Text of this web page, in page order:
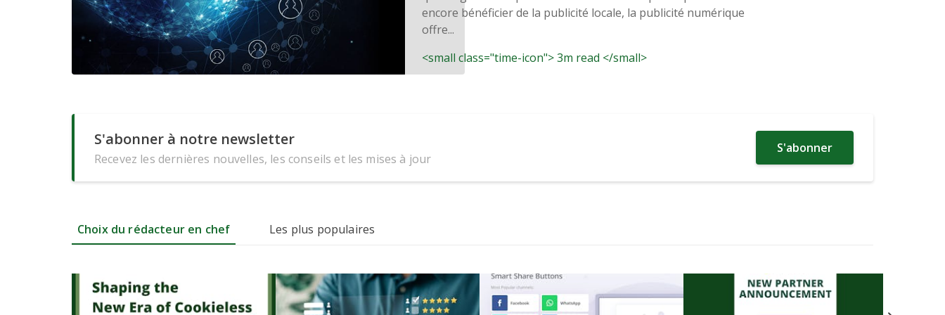
encore bénéficier de la publicité locale, la publicité numérique
offre...
<small class="time-icon"> 3m read </small>
S'abonner à notre newsletter
Recevez les dernières nouvelles, les conseils et les mises à jour
S'abonner
Choix du rédacteur en chef Les plus populaires